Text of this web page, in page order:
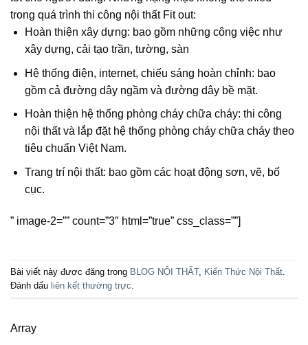
trong quá trình thi công nội thất Fit out:
Hoàn thiện xây dựng: bao gồm những công việc như
xây dựng, cải tạo trần, tường, sàn
Hệ thống điện, internet, chiếu sáng hoàn chỉnh: bao
gồm cả đường dây ngầm và đường dây bề mặt.
Hoàn thiện hệ thống phòng cháy chữa cháy: thi công
nội thất và lắp đặt hệ thống phòng cháy chữa cháy theo
tiêu chuẩn Việt Nam.
Trang trí nội thất: bao gồm các hoạt động sơn, vẽ, bố
cục.
” image-2=”” count=”3″ html=”true” css_class=””]
Bài viết này được đăng trong BLOG NỘI THẤT, Kiến Thức Nội Thất
Đánh dấu liên kết thường trực
Array